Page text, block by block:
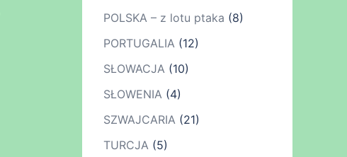
POLSKA – z lotu ptaka (8)
PORTUGALIA(12)
SŁOWACJA(10)
SŁOWENIA(4)
SZWAJCARIA(21)
TURCJA(5)